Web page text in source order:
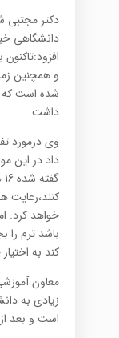
دکتر مجتبی
دانشگاهی
و همچنین
شده است که
داشت.
وی درمورد
داد:در این
خواهد کرد.
کند به
معاون
زیادی به
است و بعد